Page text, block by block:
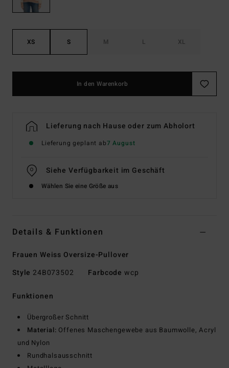
XS S M L XL
In den Warenkorb
Lieferung nach Hause oder zum Abholort
Lieferung geplant ab7 August
Siehe Verfügbarkeit im Geschäft
Wählen Sie eine Größe aus
Details & Funktionen
Frauen Weiss Oversize-Pullover
Style 24B073502 Farbcode wcp
Funktionen
Übergroßer Schnitt
Material: Offenes Maschengewebe aus Baumwolle, Acryl
und Nylon
Rundhalsausschnitt